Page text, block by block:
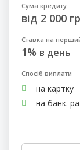
Сума кредиту
від 2 000
Ставка на
1% в день
Спосіб виплати
на картку
на банк.